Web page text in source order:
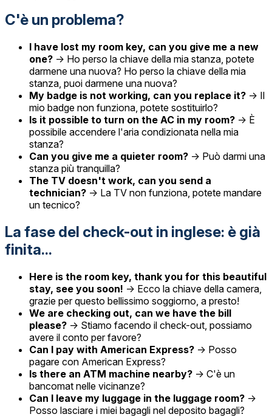
C'è un problema?
I have lost my room key, can you give me a new
one? → Ho perso la chiave della mia stanza, potete
darmene una nuova? Ho perso la chiave della mia
stanza, puoi darmene una nuova?
My badge is not working, can you replace it? → Il
mio badge non funziona, potete sostituirlo?
Is it possible to turn on the AC in my room? → È
possibile accendere l'aria condizionata nella mia
stanza?
Can you give me a quieter room? → Può darmi una
stanza più tranquilla?
The TV doesn't work, can you send a
technician? → La TV non funziona, potete mandare
un tecnico?
La fase del check-out in inglese: è già
finita...
Here is the room key, thank you for this beautiful
stay, see you soon! → Ecco la chiave della camera,
grazie per questo bellissimo soggiorno, a presto!
We are checking out, can we have the bill
please? → Stiamo facendo il check-out, possiamo
avere il conto per favore?
Can I pay with American Express? → Posso
pagare con American Express?
Is there an ATM machine nearby? → C'è un
bancomat nelle vicinanze?
Can I leave my luggage in the luggage room? →
Posso lasciare i miei bagagli nel deposito bagagli?